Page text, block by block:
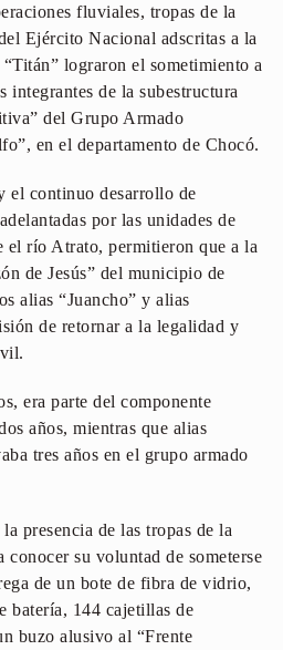
fluviales, tropas de la
Ejército Nacional adscritas a la
lograron el sometimiento a
integrantes de la subestructura
del Grupo Armado
en el departamento de Chocó.
el continuo desarrollo de
por las unidades de
el río Atrato, permitieron que a la
de Jesús” del municipio de
alias “Juancho” y alias
de retornar a la legalidad y
era parte del componente
años, mientras que alias
tres años en el grupo armado
presencia de las tropas de la
su voluntad de someterse
de un bote de fibra de vidrio,
batería, 144 cajetillas de
buzo alusivo al “Frente